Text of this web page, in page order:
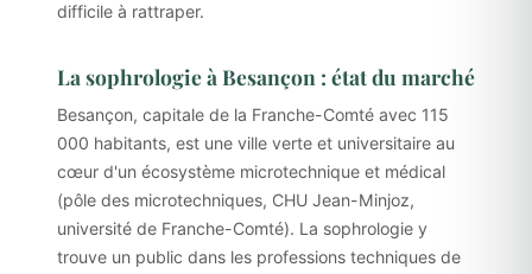
difficile à rattraper.
La sophrologie à Besançon : état du marché
Besançon, capitale de la Franche-Comté avec 115
000 habitants, est une ville verte et universitaire au
cœur d'un écosystème microtechnique et médical
(pôle des microtechniques, CHU Jean-Minjoz,
université de Franche-Comté). La sophrologie y
trouve un public dans les professions techniques de